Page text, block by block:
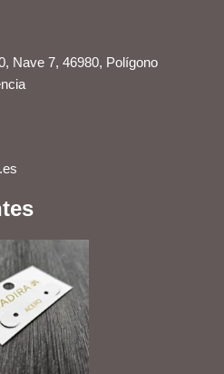
Nave 7, 46980, Polígono